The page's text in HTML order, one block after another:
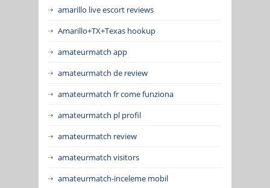
amarillo live escort reviews
Amarillo+TX+Texas hookup
amateurmatch app
amateurmatch de review
amateurmatch fr come funziona
amateurmatch pl profil
amateurmatch review
amateurmatch visitors
amateurmatch-inceleme mobil